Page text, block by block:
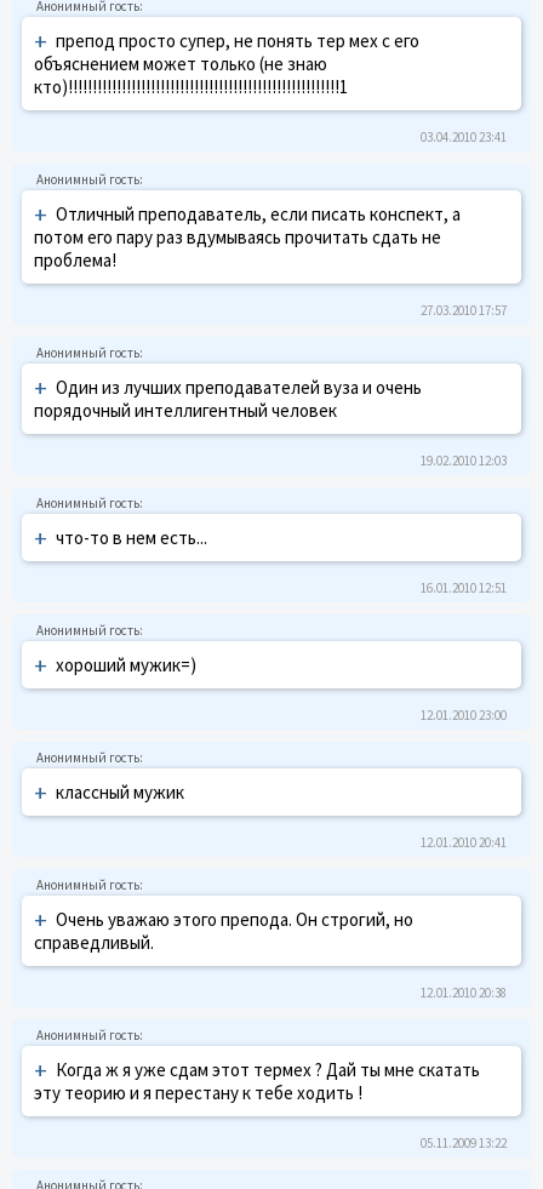
+ препод просто супер, не понять тер мех с его
объяснением может только (не знаю
кто)!!!!!!!!!!!!!!!!!!!!!!!!!!!!!!!!!!!!!!!!!!!!!!!!!!!!!!!!1
03.04.2010 23:41
+ Отличный преподаватель, если писать конспект, а
потом его пару раз вдумываясь прочитать сдать не
проблема!
27.03.2010 17:57
+ Один из лучших преподавателей вуза и очень
порядочный интеллигентный человек
19.02.2010 12:03
+ что-то в нем есть...
16.01.2010 12:51
+ хороший мужик=)
12.01.2010 23:00
+ классный мужик
12.01.2010 20:41
+ Очень уважаю этого препода. Он строгий, но
справедливый.
12.01.2010 20:38
+ Когда ж я уже сдам этот термех ? Дай ты мне скатать
эту теорию и я перестану к тебе ходить !
05.11.2009 13:22